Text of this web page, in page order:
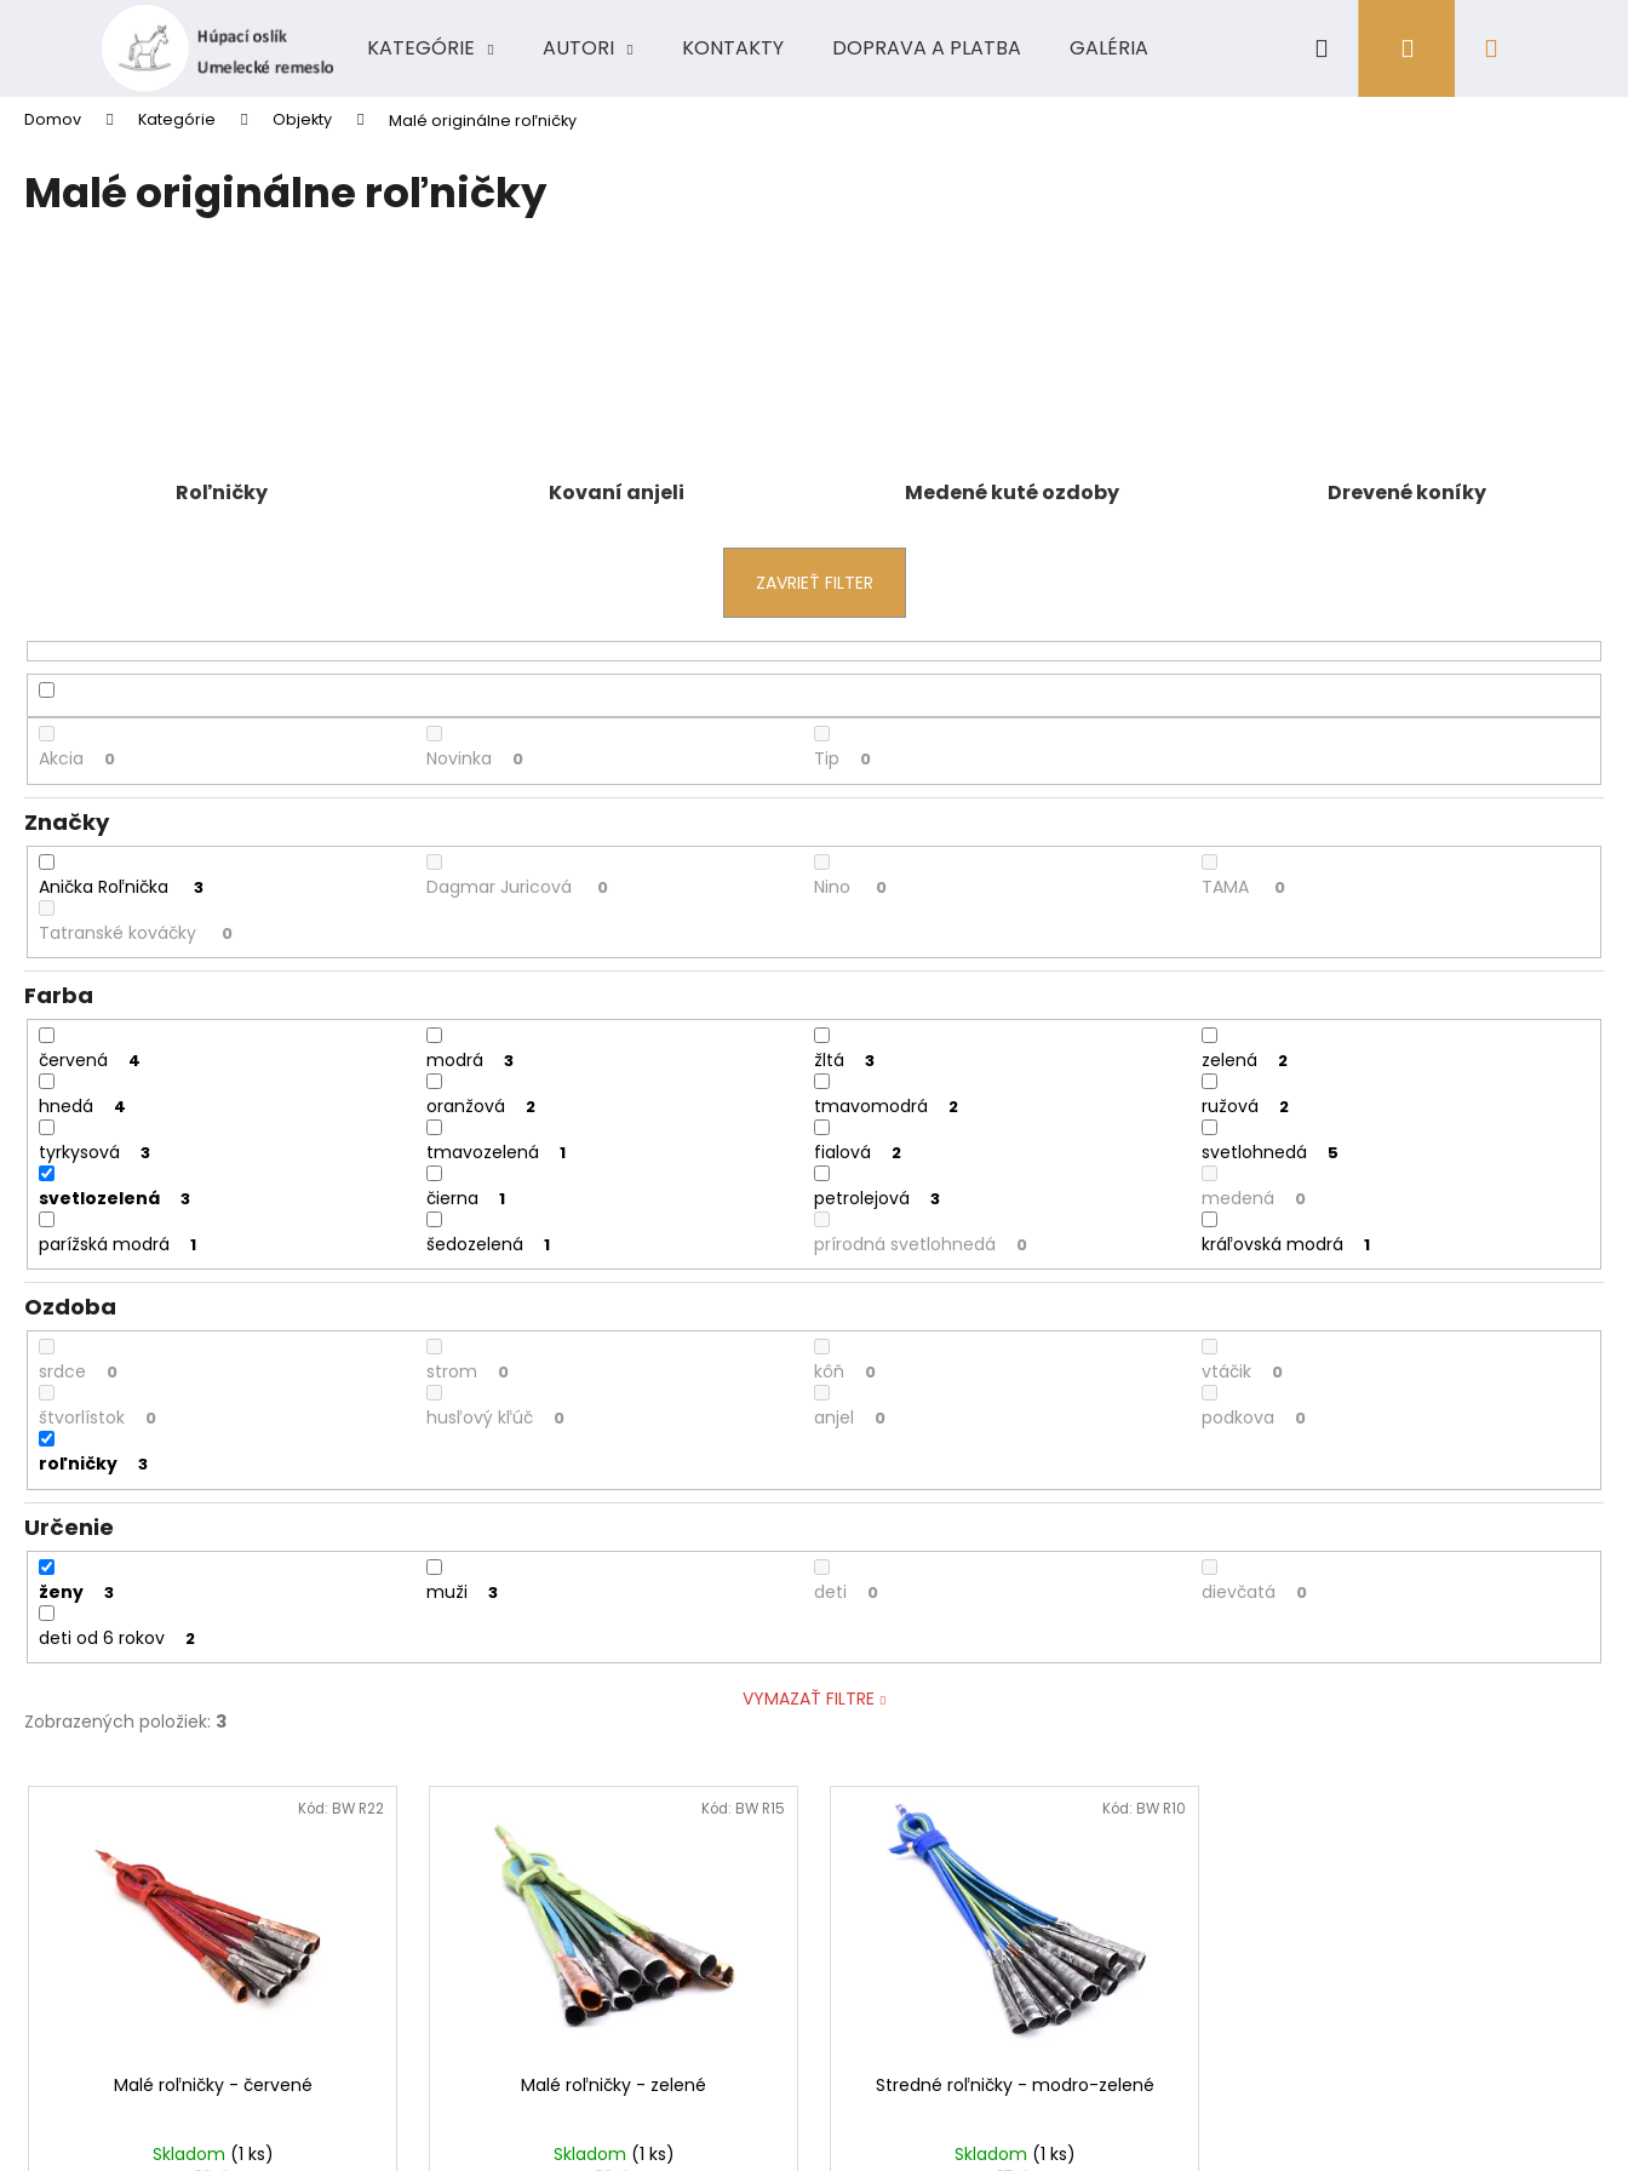
KATEGÓRIE AUTORI KONTAKTY DOPRAVA A PLATBA GALÉRIA Hľadať Prihlásenie
Domov Kategórie Objekty Malé originálne roľničky
Malé originálne roľničky
Roľničky Kovaní anjeli Medené kuté ozdoby Drevené koníky
ZAVRIEŤ FILTER
Akcia 0 Novinka 0 Tip 0
Značky
Anička Roľnička 3 Dagmar Juricová 0 Nino 0 TAMA 0
Tatranské kováčky 0
Farba
červená 4 modrá 3 žltá 3 zelená 2
hnedá 4 oranžová 2 tmavomodrá 2 ružová 2
tyrkysová 3 tmavozelená 1 fialová 2 svetlohnedá 5
svetlozelená 3 čierna 1 petrolejová 3 medená 0
parížská modrá 1 šedozelená 1 prírodná svetlohnedá 0 kráľovská modrá 1
Ozdoba
srdce 0 strom 0 kôň 0 vtáčik 0
štvorlístok 0 husľový kľúč 0 anjel 0 podkova 0
roľničky 3
Určenie
ženy 3 muži 3 deti 0 dievčatá 0
deti od 6 rokov 2
VYMAZAŤ FILTRE
Zobrazených položiek: 3
V
Malé roľničky - červené
Skladom (1 ks)
Kód: BW R22
Malé roľničky - zelené
Skladom (1 ks)
Kód: BW R15
Stredné roľničky - modro-zelené
Skladom (1 ks)
Kód: BW R10
Späť
obchodu
Späť
obchodu
Čo potrebujete nájsť?